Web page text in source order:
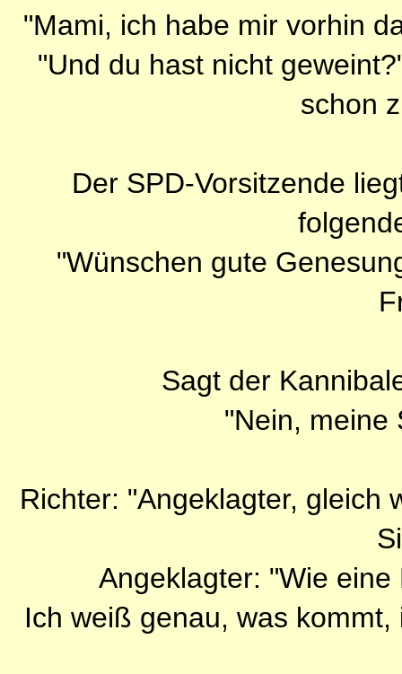
"Mami, ich habe mir vorhin
"Und du hast nicht
schon
Der SPD-Vorsitzende
"Wünschen gute
Sagt der
"Nein, meine
Richter: "Angeklagter, gleich
Angeklagter: "Wie
Ich weiß genau, was